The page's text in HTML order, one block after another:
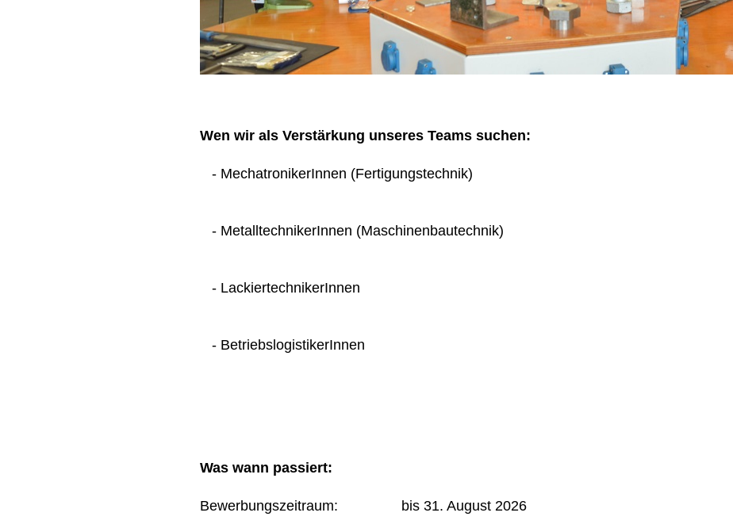
Wen wir als Verstärkung unseres Teams suchen:
- MechatronikerInnen (Fertigungstechnik)
- MetalltechnikerInnen (Maschinenbautechnik)
- LackiertechnikerInnen
- BetriebslogistikerInnen
Was wann passiert:
Bewerbungszeitraum: bis 31. August 2026